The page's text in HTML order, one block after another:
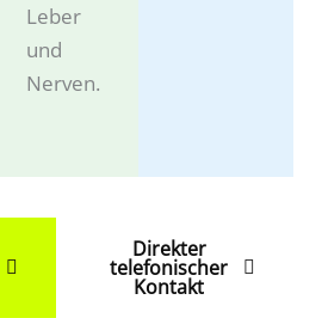
Leber
und
Nerven.
Direkter
telefonischer
Kontakt